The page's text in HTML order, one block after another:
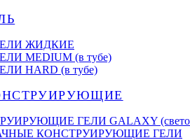
ЖИДКИЕ
MEDIUM (в тубе)
HARD (в тубе)
ГЕЛИ GALAXY
КОНСТРУИРУЮЩИЕ ГЕЛИ